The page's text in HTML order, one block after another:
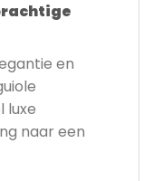
en
luxe
naar een